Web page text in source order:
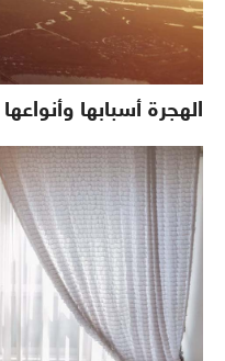
الهجرة أسبابها وأنواعها